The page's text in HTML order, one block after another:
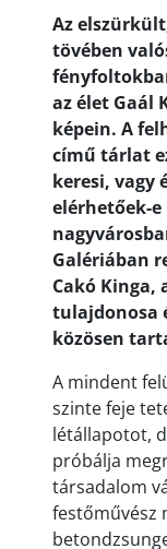
Az
tövében
az élet Gaál
képein. A
című tárlat
keresi, vagy
elérhetőek-
Galériában
Cakó Kinga,
tulajdonosa
közösen
A mindent
szinte feje
létállapotot,
próbálja
társadalom
festőművész